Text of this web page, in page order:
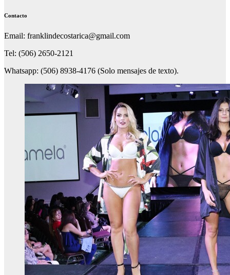
Contacto
Email: franklindecostarica@gmail.com
Tel: (506) 2650-2121
Whatsapp: (506) 8938-4176 (Solo mensajes de texto).